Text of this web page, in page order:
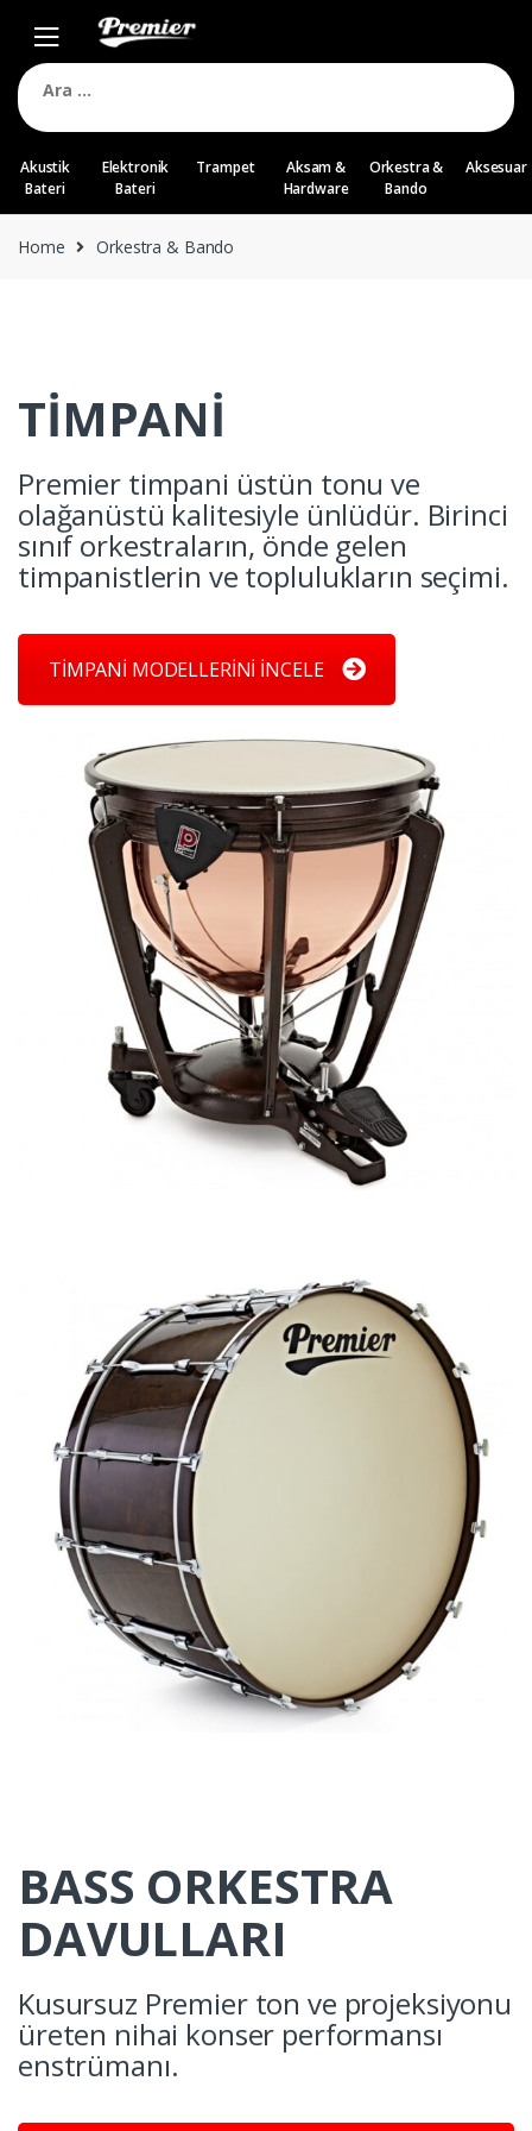
navigation
content
Arama:
Akustik
Bateri
Elektronik
Bateri
Trampet
Aksam &
Hardware
Orkestra &
Bando
Aksesuar
Home Orkestra & Bando
TİMPANİ
Premier timpani üstün tonu ve
olağanüstü kalitesiyle ünlüdür. Birinci
sınıf orkestraların, önde gelen
timpanistlerin ve toplulukların seçimi.
TİMPANİ MODELLERİNİ İNCELE
BASS ORKESTRA
DAVULLARI
Kusursuz Premier ton ve projeksiyonu
üreten nihai konser performansı
enstrümanı.